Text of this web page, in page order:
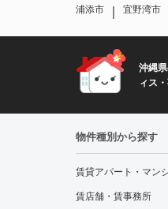
浦添市 ｜ 宜野湾市
沖縄
ィス
物件種別から探す
賃貸アパート・マン
賃店舗・賃事務所